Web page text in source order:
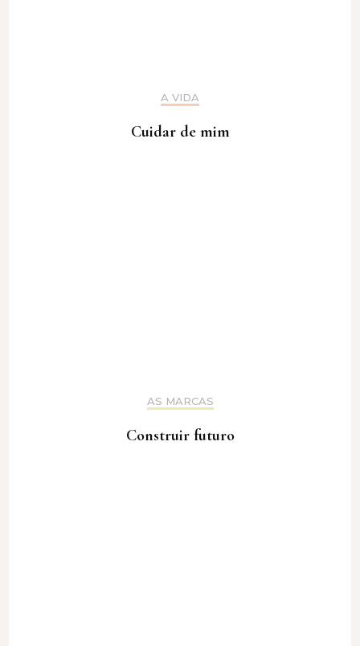
A VIDA
Cuidar de mim
AS MARCAS
Construir futuro